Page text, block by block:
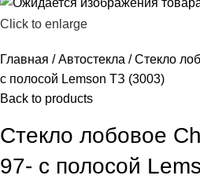
Click to enlarge
Главная Автостекла
Стекло
с полосой Lemson ТЗ (3003)
Back to products
Стекло лобовое
97- с полосой